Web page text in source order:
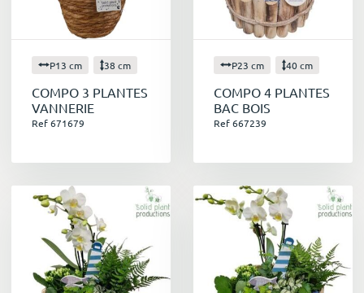
P13 cm 38 cm
COMPO 3 PLANTES
VANNERIE
Ref 671679
P23 cm 40 cm
COMPO 4 PLANTES
BAC BOIS
Ref 667239